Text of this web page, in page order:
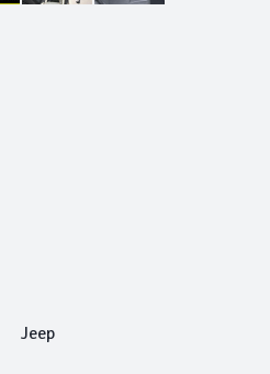
Jeep